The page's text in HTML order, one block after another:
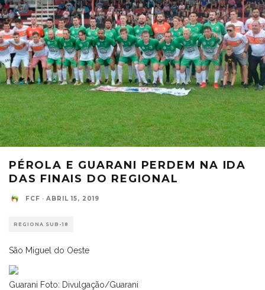
PÉROLA E GUARANI PERDEM NA IDA
DAS FINAIS DO REGIONAL
FCF · ABRIL 15, 2019
REGIONA SUB-18
São Miguel do Oeste
Guarani Foto: Divulgação/Guarani